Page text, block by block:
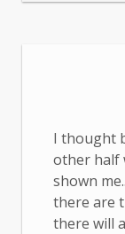
I thought
other half
shown
there are
there will